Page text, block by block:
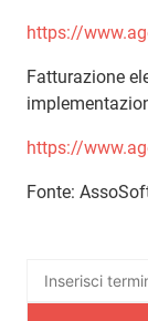
https://
Fatturazione
https://
Fonte:
Ricerca